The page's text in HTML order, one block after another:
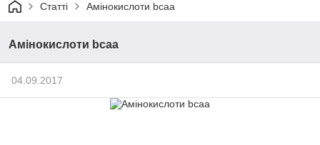
Статті Амінокислоти bcaa
Амінокислоти bcaa
04.09.2017